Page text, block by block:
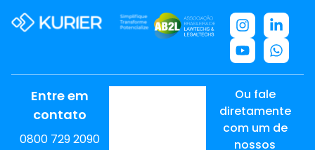
Entre em
contato
0800 729 2090
Ou fale
diretamente
com um de
nossos